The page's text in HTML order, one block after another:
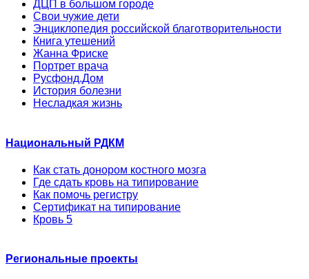
ДЦП в большом городе
Свои чужие дети
Энциклопедия российской благотворительности
Книга утешений
Жанна Фриске
Портрет врача
Русфонд.Дом
История болезни
Несладкая жизнь
Национальный РДКМ
Как стать донором костного мозга
Где сдать кровь на типирование
Как помочь регистру
Сертификат на типирование
Кровь 5
Региональные проекты